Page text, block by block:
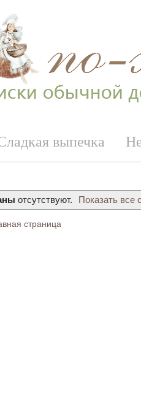
выпечка
отсутствуют. Показать все
страница